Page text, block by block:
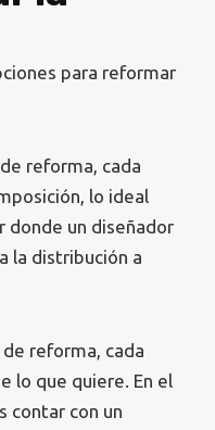
para reformar
reforma, cada
lo ideal
donde un diseñador
la distribución a
reforma, cada
lo que quiere. En el
contar con un